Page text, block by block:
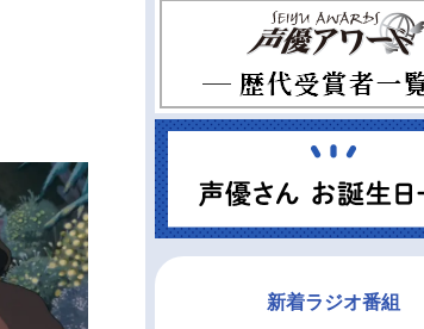
新着ラジオ番組